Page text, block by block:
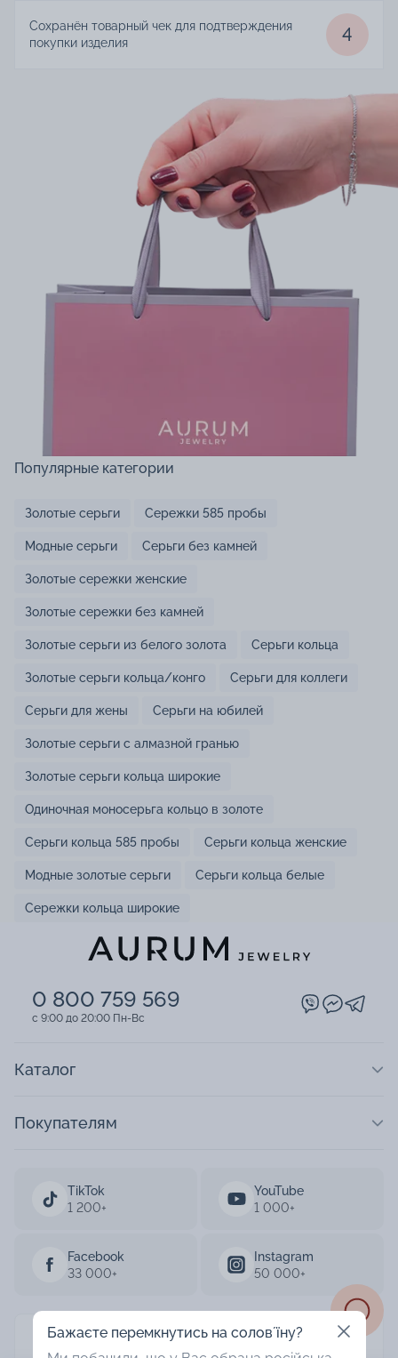
Сохранён товарный чек для подтверждения
покупки изделия
4
Популярные категории
Золотые серьги Сережки 585 пробы
Модные серьги Серьги без камней
Золотые сережки женские
Золотые сережки без камней
Золотые серьги из белого золота Серьги кольца
Золотые серьги кольца/конго Серьги для коллеги
Серьги для жены Серьги на юбилей
Золотые серьги с алмазной гранью
Золотые серьги кольца широкие
Одиночная моносерьга кольцо в золоте
Серьги кольца 585 пробы Серьги кольца женские
Модные золотые серьги Серьги кольца белые
Сережки кольца широкие
0 800 759 569
c 9:00 до 20:00 Пн-Вс
TikTok
1 200+
YouTube
1 000+
Facebook
33 000+
Instagram
50 000+
Каталог
Покупателям
AURUM 2003-2026
Бажаєте перемкнутись на соловʼїну?